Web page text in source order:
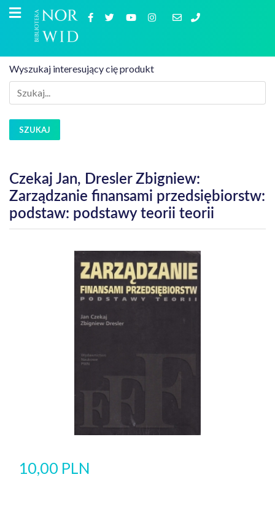
Wyszukaj interesujący cię produkt
SZUKAJ
Czekaj Jan, Dresler Zbigniew:
Zarządzanie finansami przedsiębiorstw:
podstaw: podstawy teorii teorii
10,00 PLN